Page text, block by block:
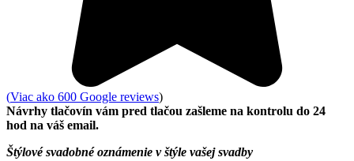
(Viac ako 600 Google reviews)
Návrhy tlačovín vám pred tlačou zašleme na kontrolu do 24
hod na váš email.
Štýlové svadobné oznámenie v štýle vašej svadby